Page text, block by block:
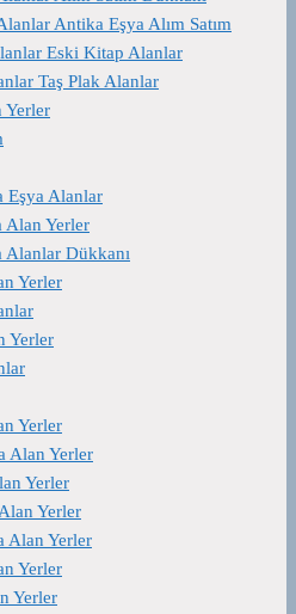
Antika Eşya Alım Satım
Eski Kitap Alanlar
Taş Plak Alanlar
Yerler
Eşya Alanlar
Alan Yerler
Dükkanı
Yerler
Yerler
Yerler
Alan Yerler
Yerler
Yerler
Alan Yerler
Yerler
Yerler